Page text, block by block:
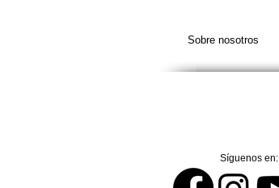
Sobre nosotros
Síguenos en: